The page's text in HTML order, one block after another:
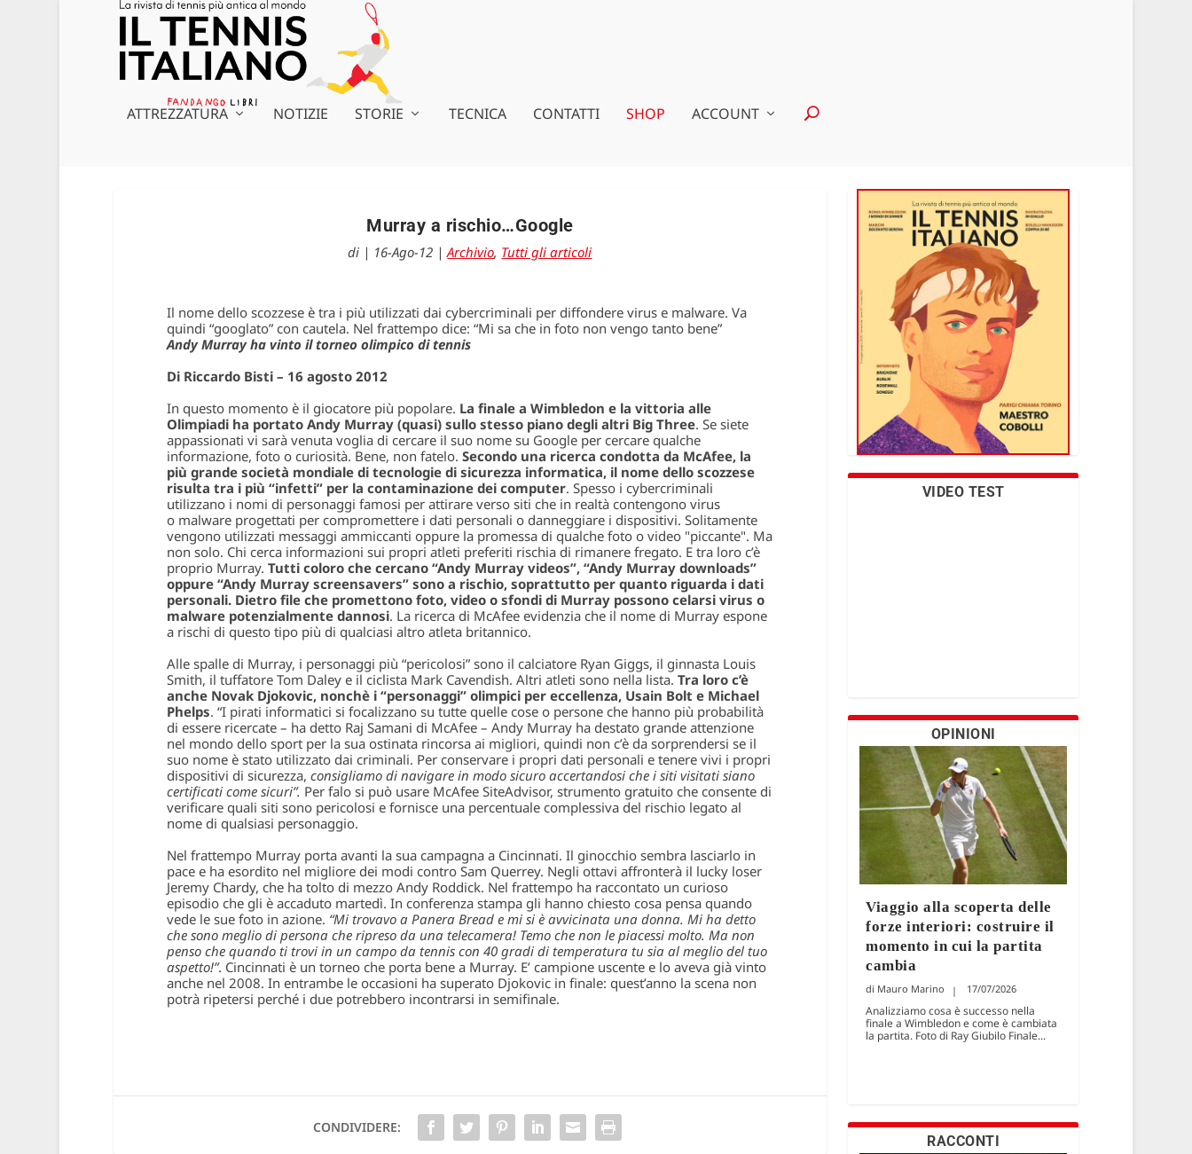
ATTREZZATURA NOTIZIE STORIE TECNICA CONTATTI SHOP ACCOUNT
Murray a rischio…Google
di | 16-Ago-12 |Archivio, Tutti gli articoli
Il nome dello scozzese è tra i più utilizzati dai cybercriminali per diffondere virus e malware. Va
quindi “googlato” con cautela. Nel frattempo dice: “Mi sa che in foto non vengo tanto bene”
Andy Murray ha vinto il torneo olimpico di tennis
Di Riccardo Bisti – 16 agosto 2012
In questo momento è il giocatore più popolare. La finale a Wimbledon e la vittoria alle
Olimpiadi ha portato Andy Murray (quasi) sullo stesso piano degli altri Big Three. Se siete
appassionati vi sarà venuta voglia di cercare il suo nome su Google per cercare qualche
informazione, foto o curiosità. Bene, non fatelo. Secondo una ricerca condotta da McAfee, la
più grande società mondiale di tecnologie di sicurezza informatica, il nome dello scozzese
risulta tra i più “infetti” per la contaminazione dei computer. Spesso i cybercriminali
utilizzano i nomi di personaggi famosi per attirare verso siti che in realtà contengono virus
o malware progettati per compromettere i dati personali o danneggiare i dispositivi. Solitamente
vengono utilizzati messaggi ammiccanti oppure la promessa di qualche foto o video "piccante". Ma
non solo. Chi cerca informazioni sui propri atleti preferiti rischia di rimanere fregato. E tra loro c’è
proprio Murray. Tutti coloro che cercano “Andy Murray videos”, “Andy Murray downloads”
oppure “Andy Murray screensavers” sono a rischio, soprattutto per quanto riguarda i dati
personali. Dietro file che promettono foto, video o sfondi di Murray possono celarsi virus o
malware potenzialmente dannosi. La ricerca di McAfee evidenzia che il nome di Murray espone
a rischi di questo tipo più di qualciasi altro atleta britannico.
Alle spalle di Murray, i personaggi più “pericolosi” sono il calciatore Ryan Giggs, il ginnasta Louis
Smith, il tuffatore Tom Daley e il ciclista Mark Cavendish. Altri atleti sono nella lista. Tra loro c’è
anche Novak Djokovic, nonchè i “personaggi” olimpici per eccellenza, Usain Bolt e Michael
Phelps. “I pirati informatici si focalizzano su tutte quelle cose o persone che hanno più probabilità
di essere ricercate – ha detto Raj Samani di McAfee – Andy Murray ha destato grande attenzione
nel mondo dello sport per la sua ostinata rincorsa ai migliori, quindi non c’è da sorprendersi se il
suo nome è stato utilizzato dai criminali. Per conservare i propri dati personali e tenere vivi i propri
dispositivi di sicurezza, consigliamo di navigare in modo sicuro accertandosi che i siti visitati siano
certificati come sicuri”. Per falo si può usare McAfee SiteAdvisor, strumento gratuito che consente di
verificare quali siti sono pericolosi e fornisce una percentuale complessiva del rischio legato al
nome di qualsiasi personaggio.
Nel frattempo Murray porta avanti la sua campagna a Cincinnati. Il ginocchio sembra lasciarlo in
pace e ha esordito nel migliore dei modi contro Sam Querrey. Negli ottavi affronterà il lucky loser
Jeremy Chardy, che ha tolto di mezzo Andy Roddick. Nel frattempo ha raccontato un curioso
episodio che gli è accaduto martedì. In conferenza stampa gli hanno chiesto cosa pensa quando
vede le sue foto in azione. “Mi trovavo a Panera Bread e mi si è avvicinata una donna. Mi ha detto
che sono meglio di persona che ripreso da una telecamera! Temo che non le piacessi molto. Ma non
penso che quando ti trovi in un campo da tennis con 40 gradi di temperatura tu sia al meglio del tuo
aspetto!”. Cincinnati è un torneo che porta bene a Murray. E’ campione uscente e lo aveva già vinto
anche nel 2008. In entrambe le occasioni ha superato Djokovic in finale: quest’anno la scena non
potrà ripetersi perché i due potrebbero incontrarsi in semifinale.
CONDIVIDERE:
VIDEO TEST
OPINIONI
Viaggio alla scoperta delle
forze interiori: costruire il
momento in cui la partita
cambia
Mauro Marino 17/07/2026
Analizziamo cosa è successo nella
finale a Wimbledon e come è cambiata
la partita. Foto di Ray Giubilo Finale...
RACCONTI